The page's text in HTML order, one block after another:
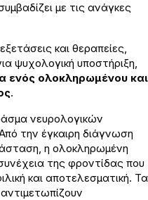
με τις ανάγκες
και θεραπείες,
ψυχολογική υποστήριξη,
ενός ολοκληρωμένου και
.
νευρολογικών
την έγκαιρη διάγνωση
η ολοκληρωμένη
της φροντίδας που
και αποτελεσματική. Τα